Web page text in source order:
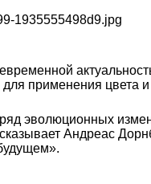
применения цвета и
эволюционных
Андреас